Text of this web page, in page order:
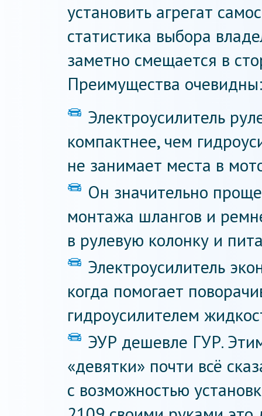
установить агрегат
статистика выбора
заметно смещается в
Преимущества очевидны:
Электроусилитель
компактнее, чем
не занимает места в
Он значительно
монтажа шлангов и
в рулевую колонку и
Электроусилитель
когда помогает
гидроусилителем
ЭУР дешевле ГУР.
«девятки» почти всё
с возможностью